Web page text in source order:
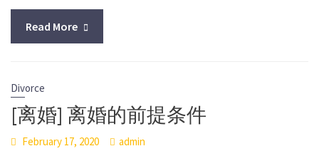
Read More
Divorce
[离婚] 离婚的前提条件
February 17, 2020
admin